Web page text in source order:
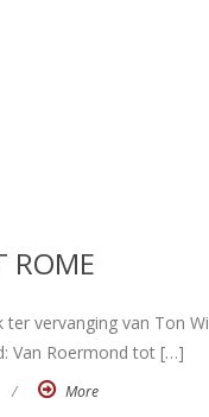
ROME
vervanging van Ton
Van Roermond tot […]
/ More